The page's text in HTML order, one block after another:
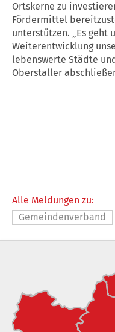
Ortskerne zu
Fördermittel
unterstützen. „Es geht
Weiterentwicklung
lebenswerte Städte
Oberstaller
Alle Meldungen zu:
Gemeindenverband